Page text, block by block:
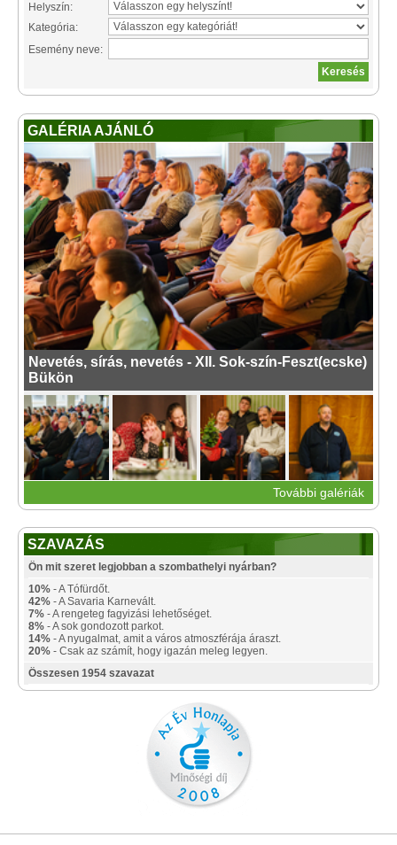
Helyszín:
Kategória:
Esemény neve:
GALÉRIA AJÁNLÓ
Nevetés, sírás, nevetés - XII. Sok-szín-Feszt(ecske)
Bükön
További galériák
SZAVAZÁS
Ön mit szeret legjobban a szombathelyi nyárban?
10% - A Tófürdőt.
42% - A Savaria Karnevált.
7% - A rengeteg fagyizási lehetőséget.
8% - A sok gondozott parkot.
14% - A nyugalmat, amit a város atmoszférája áraszt.
20% - Csak az számít, hogy igazán meleg legyen.
Összesen 1954 szavazat